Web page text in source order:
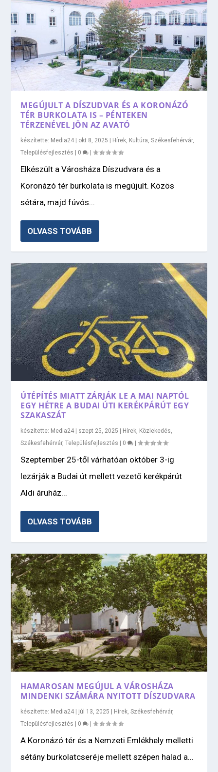
MEGÚJULT A DÍSZUDVAR ÉS A KORONÁZÓ
TÉR BURKOLATA IS – PÉNTEKEN
TÉRZENÉVEL JÖN AZ AVATÓ
készítette: Media24 okt 8, 2025 Hírek, Kultúra,Székesfehérvár,
Településfejlesztés
0 |
Elkészült a Városháza Díszudvara és a
Koronázó tér burkolata is megújult. Közös
sétára, majd fúvós...
OLVASS TOVÁBB
ÚTÉPÍTÉS MIATT ZÁRJÁK LE A MAI NAPTÓL
EGY HÉTRE A BUDAI ÚTI KERÉKPÁRÚT EGY
SZAKASZÁT
készítette: Media24 szept 25, 2025 Hírek, Közlekedés,
Székesfehérvár,Településfejlesztés 0 |
Szeptember 25-től várhatóan október 3-ig
lezárják a Budai út mellett vezető kerékpárút
Aldi áruház...
OLVASS TOVÁBB
HAMAROSAN MEGÚJUL A VÁROSHÁZA
MINDENKI SZÁMÁRA NYITOTT DÍSZUDVARA
készítette: Media24 | júl 13, 2025 | Hírek ,Székesfehérvár,
Településfejlesztés | 0 |
A Koronázó tér és a Nemzeti Emlékhely melletti
sétány burkolatcseréje mellett szépen halad a...